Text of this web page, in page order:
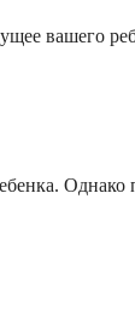
вашего